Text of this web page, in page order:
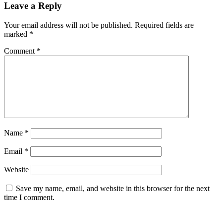
Leave a Reply
Your email address will not be published. Required fields are
marked *
Comment *
Name *
Email *
Website
Save my name, email, and website in this browser for the next
time I comment.